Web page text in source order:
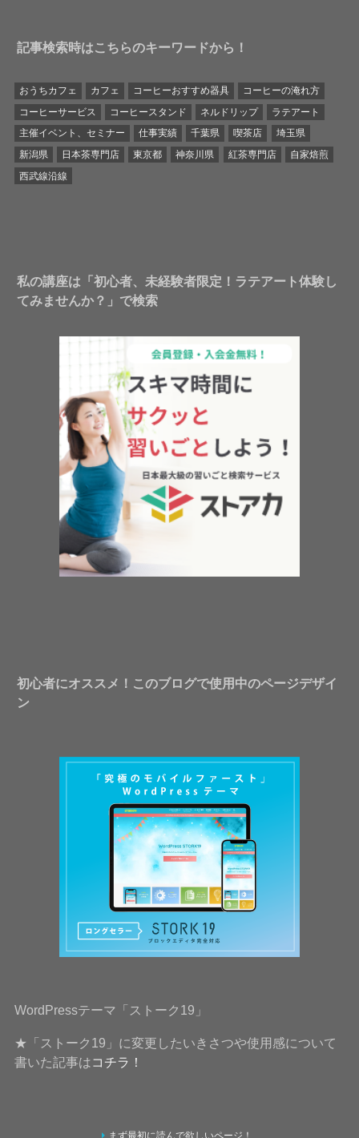
記事検索時はこちらのキーワードから！
おうちカフェ カフェ コーヒーおすすめ器具
コーヒーの淹れ方
コーヒーサービス
コーヒースタンド ネルドリップ
ラテアート
主催イベント、セミナー
仕事実績 千葉県 喫茶店
埼玉県
新潟県
日本茶専門店 東京都 神奈川県 紅茶専門店
自家焙煎
西武線沿線
私の講座は「初心者、未経験者限定！ラテアート体験し
てみませんか？」で検索
初心者にオススメ！このブログで使用中のページデザイ
ン
WordPressテーマ「ストーク19」
★「ストーク19」に変更したいきさつや使用感について
書いた記事はコチラ！
まず最初に読んで欲しいページ！